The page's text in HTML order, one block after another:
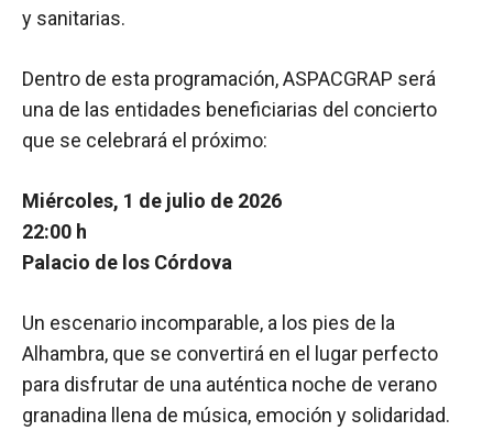
y sanitarias.
Dentro de esta programación, ASPACGRAP será
una de las entidades beneficiarias del concierto
que se celebrará el próximo:
Miércoles, 1 de julio de 2026
22:00 h
Palacio de los Córdova
Un escenario incomparable, a los pies de la
Alhambra, que se convertirá en el lugar perfecto
para disfrutar de una auténtica noche de verano
granadina llena de música, emoción y solidaridad.